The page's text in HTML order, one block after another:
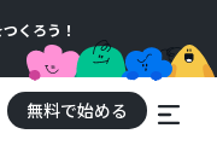
くろう！
無料で始める